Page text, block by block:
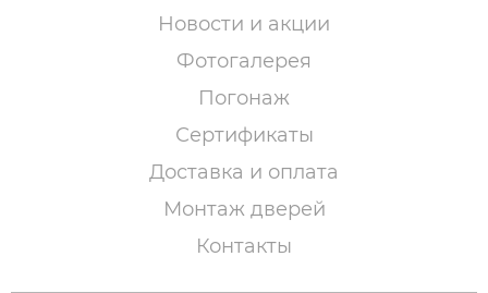
Новости и акции
Фотогалерея
Погонаж
Сертификаты
Доставка и оплата
Монтаж дверей
Контакты